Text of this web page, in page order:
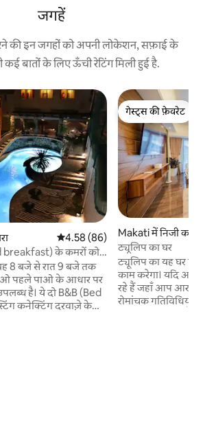
जगहें
की इन जगहों को अपनी लोकेशन, सफ़ाई के
बातों के लिए ऊँची रेटिंग मिली हुई है.
औसत रेटिंग 5 में से 4.58, 86 समीक्षाएँ
4.58 (86)
breakfast) के कमरों को
8 बजे से रात 9 बजे तक
पहले पाओ के आधार पर
दो B&B (Bed
कनेक्टिंग दरवाज़े के
गेस्ट्स की फ़ेवरेट
गेस्ट्स की फ़ेवरेट
Makati में निजी कमरा
ट्यूलिप का घर
ट्यूलिप का यह घर
काम करेगा। यदि आप
रहे हैं जहाँ आप आराम
रोमांचक